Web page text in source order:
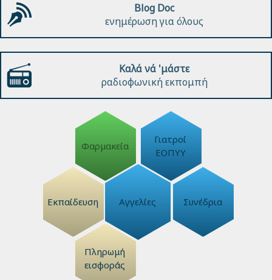
Blog Doc
ενημέρωση για όλους
Καλά νά 'μάστε
ραδιοφωνική εκπομπή
Φαρμακεία
Γιατροί
ΕΟΠΥΥ
Εκπαίδευση Αγγελίες Συνέδρια
Πληρωμή
εισφοράς